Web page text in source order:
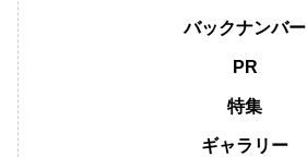
バックナンバー
PR
特集
ギャラリー